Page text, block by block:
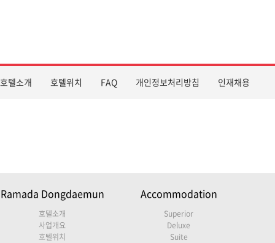
호텔소개 호텔위치 FAQ 개인정보처리방침 인재채용
Ramada Dongdaemun
호텔소개
사업개요
호텔위치
Accommodation
Superior
Deluxe
Suite